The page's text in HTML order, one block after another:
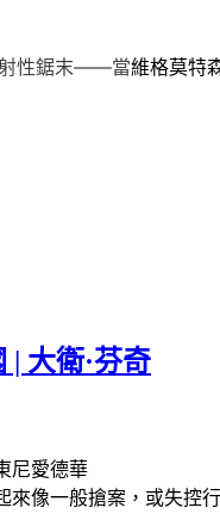
射性鋸末——當維格莫特
| 大衛·芬奇
尼愛德華
來像一般搶案，或失